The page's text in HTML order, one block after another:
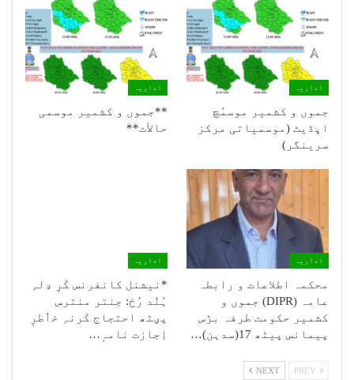
اداریہ
جموں و کشمیر موسمُچ
اپڈیٹ (موسمیاتی مرکز
سرینگر)
اداریہ
**جموں و كشمیر موسمی
حالأت**
اداریہ
محکمہ اطلاعات و رابطہ
عامہ (DIPR) جموں و
کشمیر حکومت طرفہ بڑس
پیمانس پیٹھ 17(سدہن)…
اداریہ
*نیشنل کانفرنس کَرِ دِلہِ
ہُنٛد رُخ: جنتر منترس
پؠٹھ احتجاج کَرنہِ خٲطرٕ
اِجازت نامہٕ…
NEXT